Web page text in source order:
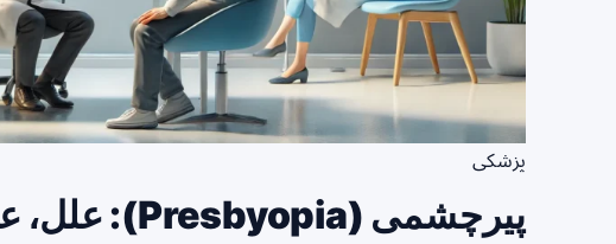
پزشکی
پیرچشمی (Presbyopia): علل، علائم و درمان‌ها